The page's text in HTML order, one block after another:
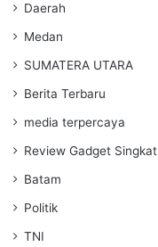
Daerah
Medan
SUMATERA UTARA
Berita Terbaru
media terpercaya
Review Gadget Singkat
Batam
Politik
TNI